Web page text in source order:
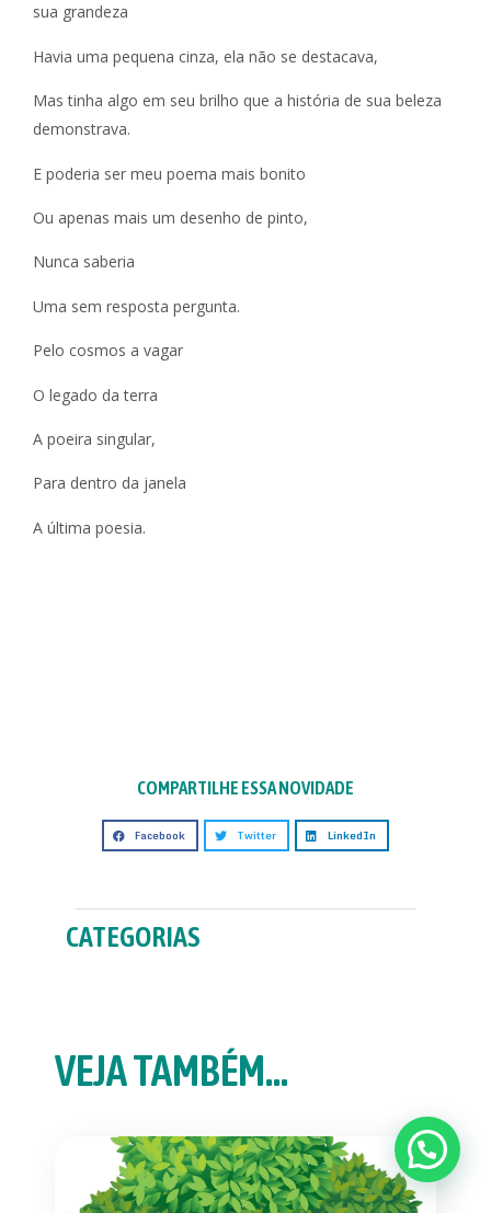
sua grandeza
Havia uma pequena cinza, ela não se destacava,
Mas tinha algo em seu brilho que a história de sua beleza
demonstrava.
E poderia ser meu poema mais bonito
Ou apenas mais um desenho de pinto,
Nunca saberia
Uma sem resposta pergunta.
Pelo cosmos a vagar
O legado da terra
A poeira singular,
Para dentro da janela
A última poesia.
COMPARTILHE ESSA NOVIDADE
Facebook Twitter LinkedIn
CATEGORIAS
VEJA TAMBÉM...
Entre em contato!